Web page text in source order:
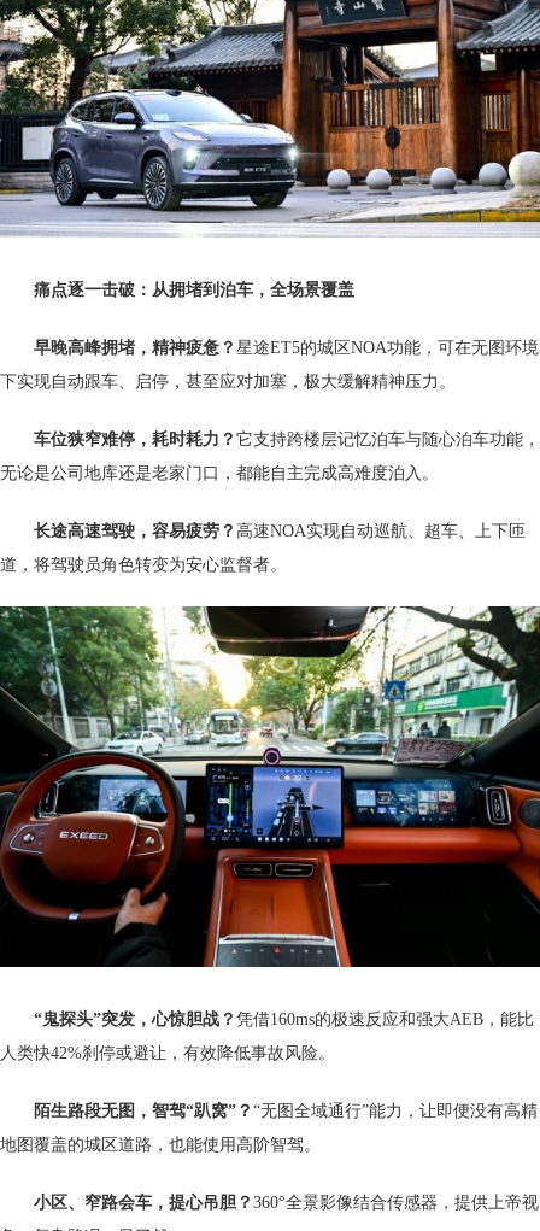
痛点逐一击破：从拥堵到泊车，全场景覆盖
早晚高峰拥堵，精神疲惫？ 星途ET5的城区NOA功能，可在无图环境
下实现自动跟车、启停，甚至应对加塞，极大缓解精神压力。
车位狭窄难停，耗时耗力？ 它支持跨楼层记忆泊车与随心泊车功能，
无论是公司地库还是老家门口，都能自主完成高难度泊入。
长途高速驾驶，容易疲劳？ 高速NOA实现自动巡航、超车、上下匝
道，将驾驶员角色转变为安心监督者。
“鬼探头”突发，心惊胆战？ 凭借160ms的极速反应和强大AEB，能比
人类快42%刹停或避让，有效降低事故风险。
陌生路段无图，智驾“趴窝”？ “无图全域通行”能力，让即便没有高精
地图覆盖的城区道路，也能使用高阶智驾。
小区、窄路会车，提心吊胆？ 360°全景影像结合传感器，提供上帝视